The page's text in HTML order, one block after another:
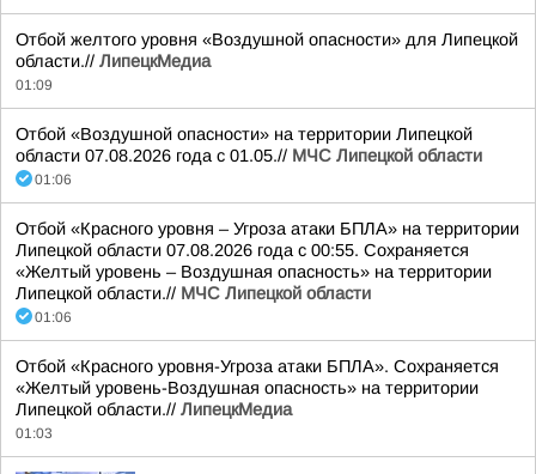
Отбой желтого уровня «Воздушной опасности» для Липецкой
области.// ЛипецкМедиа
01:09
Отбой «Воздушной опасности» на территории Липецкой
области 07.08.2026 года с 01.05.// МЧС Липецкой области
01:06
Отбой «Красного уровня – Угроза атаки БПЛА» на территории
Липецкой области 07.08.2026 года с 00:55. Сохраняется
«Желтый уровень – Воздушная опасность» на территории
Липецкой области.// МЧС Липецкой области
01:06
Отбой «Красного уровня-Угроза атаки БПЛА». Сохраняется
«Желтый уровень-Воздушная опасность» на территории
Липецкой области.// ЛипецкМедиа
01:03